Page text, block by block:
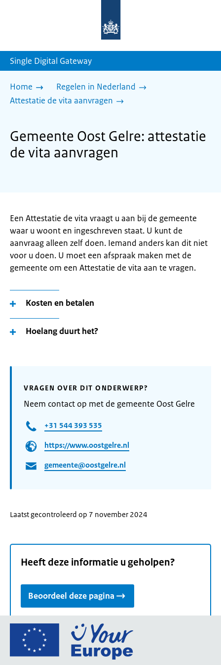
homepage
Single Digital Gateway
Home
Regelen in Nederland
Attestatie de vita aanvragen
Gemeente Oost Gelre: attestatie
de vita aanvragen
Een Attestatie de vita vraagt u aan bij de gemeente
waar u woont en ingeschreven staat. U kunt de
aanvraag alleen zelf doen. Iemand anders kan dit niet
voor u doen. U moet een afspraak maken met de
gemeente om een Attestatie de vita aan te vragen.
Kosten en betalen
Hoelang duurt het?
VRAGEN OVER DIT ONDERWERP?
Neem contact op met de gemeente Oost Gelre
+31 544 393 535
https://www.oostgelre.nl
gemeente@oostgelre.nl
Laatst gecontroleerd op 7 november 2024
Heeft deze informatie u geholpen?
Beoordeel deze pagina
Ga
de